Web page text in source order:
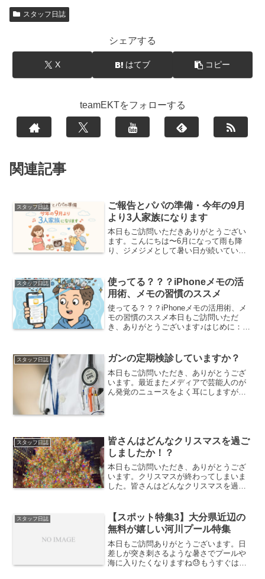
スタッフ日誌
シェアする
X はてブ コピー
teamEKTをフォローする
関連記事
スタッフ日誌
ご報告とパパの準備・今年の9月
より3人家族になります
本日もご訪問いただきありがとうござい
ます。こんにちは〜6月になって雨も降
り、ジメジメとして暑い日が続いていま
す！6月はボーナスの時期の方が多いので
はないでしょうか👀好...
スタッフ日誌
使ってる？？？iPhoneメモの活
用術、メモの習慣のススメ
使ってる？？？iPhoneメモの活用術、メ
モの習慣のススメ本日もご訪問いただ
き、ありがとうございます♪はじめに：あ
に入っている「メモ」アプリ、普段どれ
くらい...
スタッフ日誌 ガンの定期検診していますか？
本日もご訪問いただき、ありがとうござ
います。最近またメディアで芸能人のが
ん発覚のニュースをよく耳にしますが、
スタッフ日誌
皆さんはどんなクリスマスを過ご
しましたか！？
本日もご訪問いただき、ありがとうござ
います。クリスマスが終わってしまいま
した。皆さんはどんなクリスマスを過ご
多かったのではないでしょうか。今この
ブログを見てくださって...
スタッフ日誌
【スポット特集3】大分県近辺の
無料が嬉しい河川プール特集
本日もご訪問ありがとうございます。日
差しが突き刺さるような暑さでプールや
海に入りたくなりますね😓もうすぐはじ